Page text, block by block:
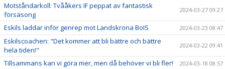
Motståndarkoll: Tvååkers IF peppat av fantastisk
försäsong
2024-03-27 09:27
Eskils laddar inför genrep mot Landskrona BoIS 2024-03-23 08:47
Eskilscoachen: "Det kommer att bli bättre och bättre
hela tiden!"
2024-03-22 09:41
Tillsammans kan vi göra mer, men då behöver vi bli fler! 2024-03-18 08:57